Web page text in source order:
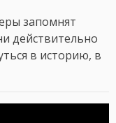
запомнят
действительно
в историю, в